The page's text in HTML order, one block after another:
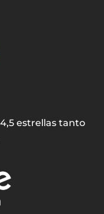
estrellas tanto